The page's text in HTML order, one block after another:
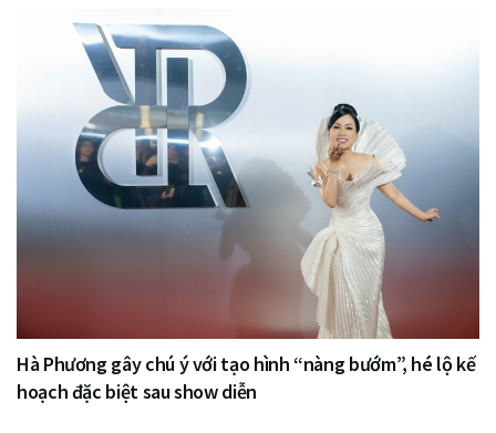
Hà Phương gây chú ý với tạo hình “nàng bướm”, hé lộ kế
hoạch đặc biệt sau show diễn